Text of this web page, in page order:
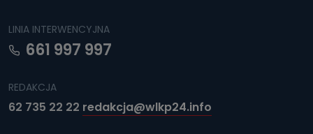
LINIA INTERWENCYJNA
661 997 997
REDAKCJA
62 735 22 22 redakcja@wlkp24.info